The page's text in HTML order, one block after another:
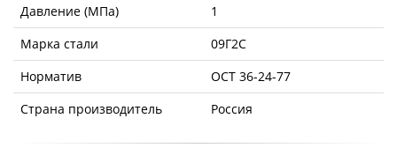
Давление (МПа)
1
Марка стали
09Г2С
Норматив
ОСТ 36-24-77
Страна производитель
Россия